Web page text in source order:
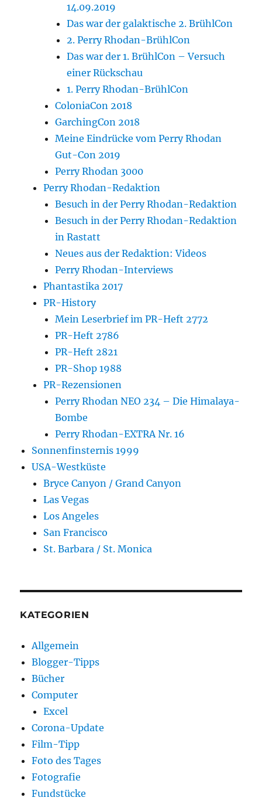
14.09.2019
Das war der galaktische 2. BrühlCon
2. Perry Rhodan-BrühlCon
Das war der 1. BrühlCon – Versuch
einer Rückschau
1. Perry Rhodan-BrühlCon
ColoniaCon 2018
GarchingCon 2018
Meine Eindrücke vom Perry Rhodan
Gut-Con 2019
Perry Rhodan 3000
Perry Rhodan-Redaktion
Besuch in der Perry Rhodan-Redaktion
Besuch in der Perry Rhodan-Redaktion
in Rastatt
Neues aus der Redaktion: Videos
Perry Rhodan-Interviews
Phantastika 2017
PR-History
Mein Leserbrief im PR-Heft 2772
PR-Heft 2786
PR-Heft 2821
PR-Shop 1988
PR-Rezensionen
Perry Rhodan NEO 234 – Die Himalaya-
Bombe
Perry Rhodan-EXTRA Nr. 16
Sonnenfinsternis 1999
USA-Westküste
Bryce Canyon / Grand Canyon
Las Vegas
Los Angeles
San Francisco
St. Barbara / St. Monica
KATEGORIEN
Allgemein
Blogger-Tipps
Bücher
Computer
Excel
Corona-Update
Film-Tipp
Foto des Tages
Fotografie
Fundstücke